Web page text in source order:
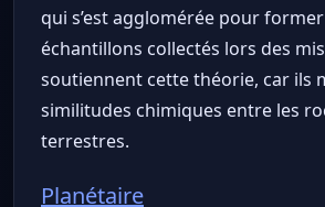
qui s’est agglomérée pour former
échantillons collectés lors des
soutiennent cette théorie, car ils
similitudes chimiques entre les
terrestres.
Planétaire